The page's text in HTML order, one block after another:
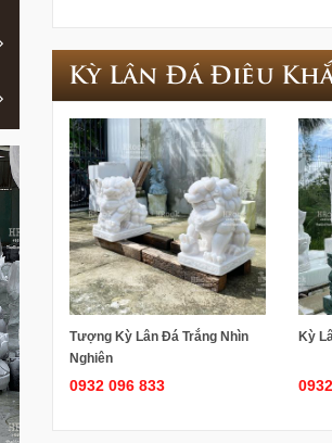
Kỳ Lân Đá Điêu
Tượng Kỳ Lân Đá Trắng Nhìn
Nghiên
0932 096 833
Kỳ